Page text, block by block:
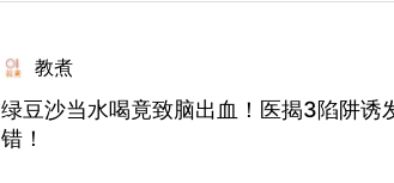
教煮
绿豆沙当水喝竟致脑出血！医揭3陷阱
错！